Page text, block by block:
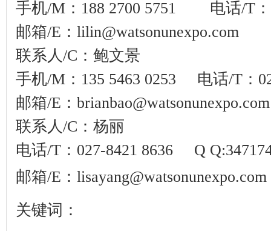
手机/M ： 188 2700 5751 电话/T ：
邮箱/E ： lilin@watsonunexpo.com
联系人/C ：鲍文景
手机/M ： 135 5463 0253 电话/T ：
邮箱/E ： brianbao@watsonunexpo.com
联系人/C ：杨丽
电话/T ： 027-8421 8636 Q
邮箱/E ： lisayang@watsonunexpo.com
关键词：